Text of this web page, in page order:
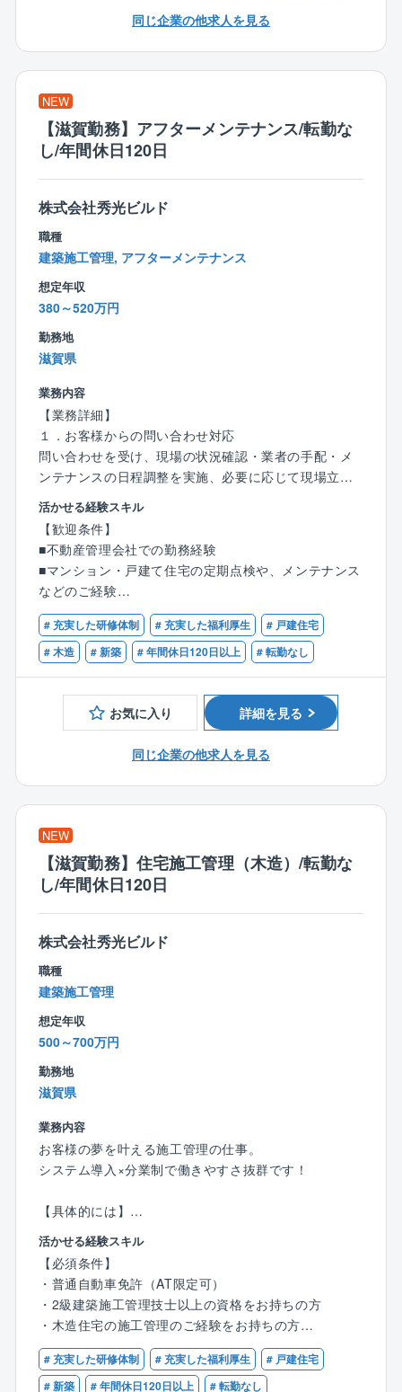
＜入社後の流れ＞
入社後は、3カ月～半年間のOJT研修を通じて業務を習
得できます。
■座学研修
∟CADの使い方や打ち合わせ時のポイントを学びま
す。
■先輩社員との同行
∟まずは図面のトレースなど簡単な業務からスター
ト。
■独り立ちまでのサポート
∟未経験者でも約1年で独り立ちが可能。
経験者にはスキルに応じた業務をお任せします。
＜仕事の魅力＞
「こんな家を建てたい」というお客様の理想を叶えら
れることが、注文住宅設計の面白さ。
「子どもがのびのびと遊べる家が良い」「趣味の部屋
を作りたい」など希望はさまざまです！
お客様と直接関わることができるからこそ、一つひと
つのこだわりを実現できるやりがいがあります！
〈チーム組織構成〉
20代～60代まで幅広い年齢層の社員が活躍中。
いずれの拠点も、明るい声が響き、活気にあふれた雰
囲気で、わからないことがあれば気軽に質問できる環
境が整っています。
中途入社も多く、壁を感じることなく馴染むことがで
きる環境です。
〈男女比〉4：6
≪商品ラインアップ≫
■ローコストで自由設計が可能な自由設計住宅シリーズ
■100種類以上の間取りや外観から選べる企画住宅シリ
して表示した「コミコミ価格品質」で提供。
100種類以上ある規格プラン集には、全て金額記載をす
る正直な会社です。
の標準仕様、さらには独自に開発した耐震、制震機能
を備えた「SKダンパー」を採用しており、より安心の
住まいづくりを行っています。
同じ企業の他求人を見る
NEW
【滋賀勤務】アフターメンテナンス/転勤な
し/年間休日120日
株式会社秀光ビルド
職種
建築施工管理, アフターメンテナンス
想定年収
380～520万円
勤務地
滋賀県
業務内容
【業務詳細】
１．お客様からの問い合わせ対応
問い合わせを受け、現場の状況確認・業者の手配・メ
ンテナンスの日程調整を実施、必要に応じて現場立ち
合い。
２．定期検査（新築建設から2年後、10年後）
住居の状況を見て、リフォームを含め、修繕内容の提
案。リフォームやメンテナンス作業は施工を手掛ける
外注先へ引き継げるので、現場の立ち合いや、スケジ
ュール管理がメイン。
【同ポジションの魅力】
・賞与やインセンティブで頑張りをきちんと評価する
制度があります。
・業務効率化による残業抑制や年間休日120日など働き
やすい環境が整備されています。
活かせる経験スキル
【歓迎条件】
■不動産管理会社での勤務経験
■マンション・戸建て住宅の定期点検や、メンテナンス
などのご経験
■賃貸物件の管理や修繕業者の手配などのご経験
■戸建てのお客様からの問い合わせなどのご経験
# 充実した研修体制 # 充実した福利厚生
# 戸建住宅
# 木造
# 新築 # 年間休日120日以上 # 転勤なし
お気に入り 詳細を見る
同じ企業の他求人を見る
NEW
【滋賀勤務】住宅施工管理（木造）/転勤な
し/年間休日120日
株式会社秀光ビルド
職種
建築施工管理
想定年収
500～700万円
勤務地
滋賀県
業務内容
お客様の夢を叶える施工管理の仕事。
システム導入×分業制で働きやすさ抜群です！
【具体的には】
・営業からお客様を引き継ぎ、施工の打ち合わせ
・職人の手配や資材の発注を実施
・着工したら現場で品質・工程・安全管理を担当
・約3～4ヶ月で完成。引き渡しが無事に進めば、1案件
完了！
【ポイント】
◆依頼主は地域に住むファミリー層や、建て替え希望
活かせる経験スキル
【必須条件】
・普通自動車免許（AT限定可）
・2級建築施工管理技士以上の資格をお持ちの方
・木造住宅の施工管理のご経験をお持ちの方
【歓迎条件】
・1級建築施工管理をお持ちの方
# 充実した研修体制 # 充実した福利厚生
# 戸建住宅
# 新築
# 年間休日120日以上 # 転勤なし